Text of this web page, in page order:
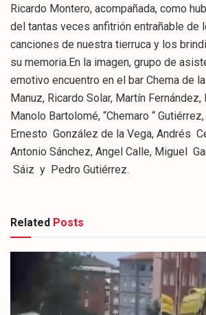
Ricardo Montero, acompañada, como
del tantas veces anfitrión entrañable de
canciones de nuestra tierruca y los
su memoria.En la imagen, grupo de
emotivo encuentro en el bar Chema de
Manuz, Ricardo Solar, Martín
Manolo Bartolomé, “Chemaro “
Ernesto González de la Vega, Andrés
Antonio Sánchez, Angel Calle, Miguel
Sáiz y Pedro Gutiérrez.
Related Posts